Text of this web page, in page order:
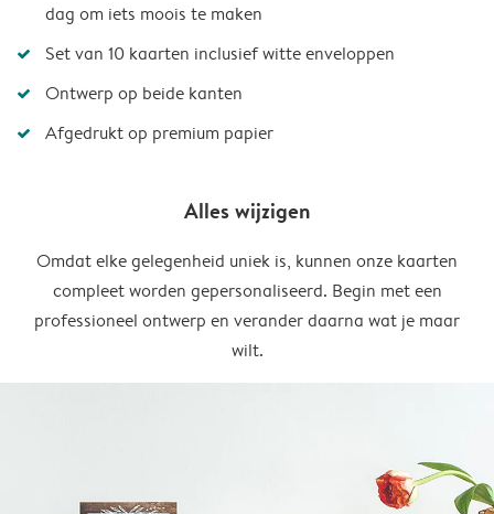
dag om iets moois te maken
Set van 10 kaarten inclusief witte enveloppen
Ontwerp op beide kanten
Afgedrukt op premium papier
Alles wijzigen
Omdat elke gelegenheid uniek is, kunnen onze kaarten
compleet worden gepersonaliseerd. Begin met een
professioneel ontwerp en verander daarna wat je maar
wilt.